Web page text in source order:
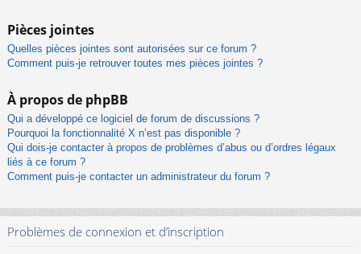
Pièces jointes
Quelles pièces jointes sont autorisées sur ce forum ?
Comment puis-je retrouver toutes mes pièces jointes ?
À propos de phpBB
Qui a développé ce logiciel de forum de discussions ?
Pourquoi la fonctionnalité X n’est pas disponible ?
Qui dois-je contacter à propos de problèmes d’abus ou d’ordres légaux
liés à ce forum ?
Comment puis-je contacter un administrateur du forum ?
Problèmes de connexion et d’inscription